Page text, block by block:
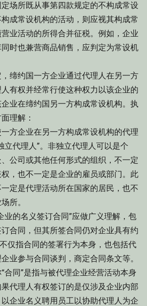
所既从事第四款规定的不构成常设
成常设机构的活动，则应视其构成常
业活动的所得合并征税。例如，企业
时也兼营商品销售，应判定为常设机
约国一方企业通过代理人在另一方
有权并经常行使这种权力以该企业的
业在缔约国另一方构成常设机构。执
理解：
企业在另一方构成常设机构的代理
立代理人”。非独立代理人可以是个
公司或其他任何形式的组织，不一定
，也不一定是企业的雇员或部门。此
定是代理活动所在国家的居民，也不
所。
的名义签订合同”应做广义理解，包
合同，但其所签合同仍对企业具有约
仅指合同的签署行为本身，也包括代
业参与合同谈判，商定合同条文等。
同”是指与被代理企业经营活动本身
代理人有权签订的是仅涉及企业内部
企业名义聘用员工以协助代理人为企